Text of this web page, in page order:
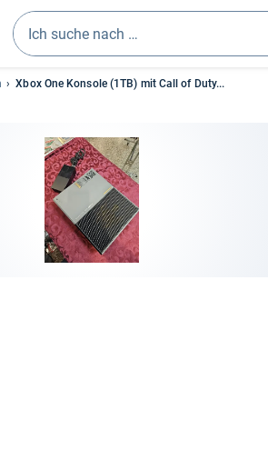
Sie
Zeichen
Vorschläge
erscheinen
automatisch
lassen
Xbox One Konsole (1TB) mit Call of Duty...